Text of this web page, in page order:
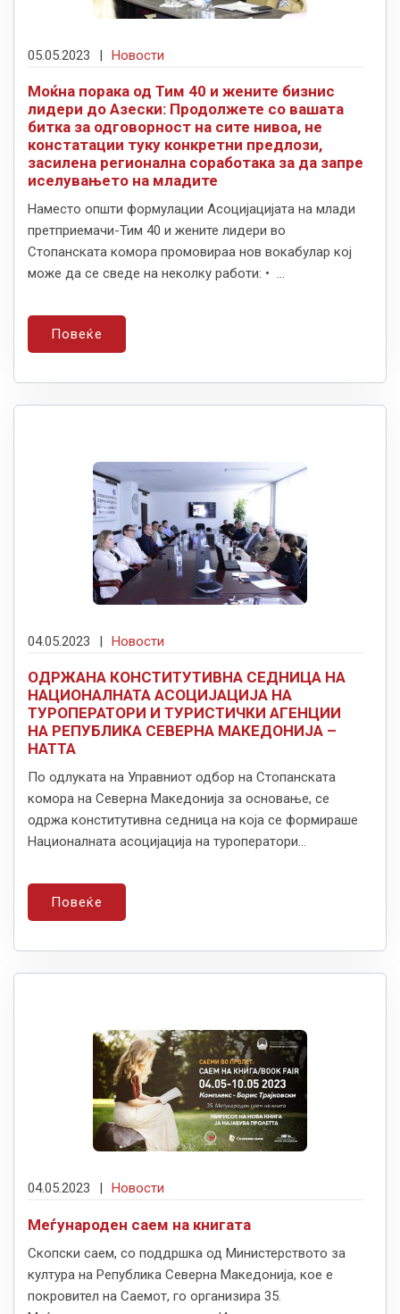
05.05.2023 | Новости
Моќна порака од Тим 40 и жените бизнис
лидери до Азески: Продолжете со вашата
битка за одговорност на сите нивоа, не
констатации туку конкретни предлози,
засилена регионална соработака за да запре
иселувањето на младите
Наместо општи формулации Асоцијацијата на млади
претприемачи-Тим 40 и жените лидери во
Стопанската комора промовираа нов вокабулар кој
може да се сведе на неколку работи: • ...
Повеќе
04.05.2023 | Новости
ОДРЖАНА КОНСТИТУТИВНА СЕДНИЦА НА
НАЦИОНАЛНАТА АСОЦИЈАЦИЈА НА
ТУРОПЕРАТОРИ И ТУРИСТИЧКИ АГЕНЦИИ
НА РЕПУБЛИКА СЕВЕРНА МАКЕДОНИЈА –
НАТТА
По одлуката на Управниот одбор на Стопанската
комора на Северна Македонија за основање, се
одржа конститутивна седница на која се формираше
Националната асоцијација на туроператори...
Повеќе
04.05.2023 | Новости
Меѓународен саем на книгата
Скопски саем, со поддршка од Министерството за
култура на Република Северна Македонија, кое е
покровител на Саемот, го организира 35.